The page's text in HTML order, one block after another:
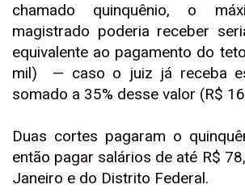
chamado quinquênio, o
magistrado poderia receber
equivalente ao pagamento do
mil) — caso o juiz já receba
somado a 35% desse valor (R$
Duas cortes pagaram o
então pagar salários de até R$
Janeiro e do Distrito Federal.